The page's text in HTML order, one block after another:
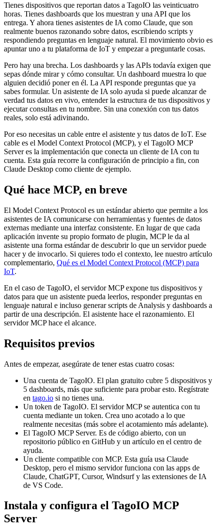
Tienes dispositivos que reportan datos a TagoIO las veinticuatro
horas. Tienes dashboards que los muestran y una API que los
entrega. Y ahora tienes asistentes de IA como Claude, que son
realmente buenos razonando sobre datos, escribiendo scripts y
respondiendo preguntas en lenguaje natural. El movimiento obvio es
apuntar uno a tu plataforma de IoT y empezar a preguntarle cosas.
Pero hay una brecha. Los dashboards y las APIs todavía exigen que
sepas dónde mirar y cómo consultar. Un dashboard muestra lo que
alguien decidió poner en él. La API responde preguntas que ya
sabes formular. Un asistente de IA solo ayuda si puede alcanzar de
verdad tus datos en vivo, entender la estructura de tus dispositivos y
ejecutar consultas en tu nombre. Sin una conexión con tus datos
reales, solo está adivinando.
Por eso necesitas un cable entre el asistente y tus datos de IoT. Ese
cable es el Model Context Protocol (MCP), y el TagoIO MCP
Server es la implementación que conecta un cliente de IA con tu
cuenta. Esta guía recorre la configuración de principio a fin, con
Claude Desktop como cliente de ejemplo.
Qué hace MCP, en breve
El Model Context Protocol es un estándar abierto que permite a los
asistentes de IA comunicarse con herramientas y fuentes de datos
externas mediante una interfaz consistente. En lugar de que cada
aplicación invente su propio formato de plugin, MCP le da al
asistente una forma estándar de descubrir lo que un servidor puede
hacer y de invocarlo. Si quieres todo el contexto, lee nuestro artículo
complementario, Qué es el Model Context Protocol (MCP) para
IoT.
En el caso de TagoIO, el servidor MCP expone tus dispositivos y
datos para que un asistente pueda leerlos, responder preguntas en
lenguaje natural e incluso generar scripts de Analysis y dashboards a
partir de una descripción. El asistente hace el razonamiento. El
servidor MCP hace el alcance.
Requisitos previos
Antes de empezar, asegúrate de tener estas cuatro cosas:
Una cuenta de TagoIO. El plan gratuito cubre 5 dispositivos y
5 dashboards, más que suficiente para probar esto. Regístrate
en tago.io si no tienes una.
Un token de TagoIO. El servidor MCP se autentica con tu
cuenta mediante un token. Crea uno acotado a lo que
realmente necesitas (más sobre el acotamiento más adelante).
El TagoIO MCP Server. Es de código abierto, con un
repositorio público en GitHub y un artículo en el centro de
ayuda.
Un cliente compatible con MCP. Esta guía usa Claude
Desktop, pero el mismo servidor funciona con las apps de
Claude, ChatGPT, Cursor, Windsurf y las extensiones de IA
de VS Code.
Instala y configura el TagoIO MCP
Server